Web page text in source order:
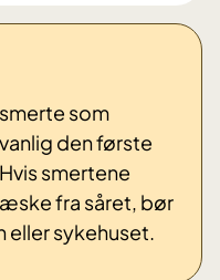
som
den første
smertene
fra såret, bør
eller sykehuset.